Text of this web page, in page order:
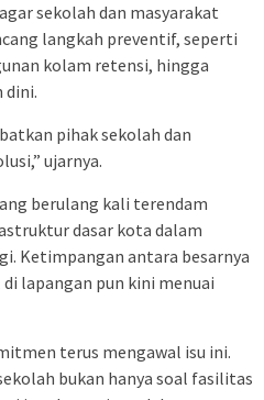
sekolah dan masyarakat
langkah preventif, seperti
kolam retensi, hingga
dini.
pihak sekolah dan
ujarnya.
berulang kali terendam
dasar kota dalam
Ketimpangan antara besarnya
lapangan pun kini menuai
terus mengawal isu ini.
bukan hanya soal fasilitas